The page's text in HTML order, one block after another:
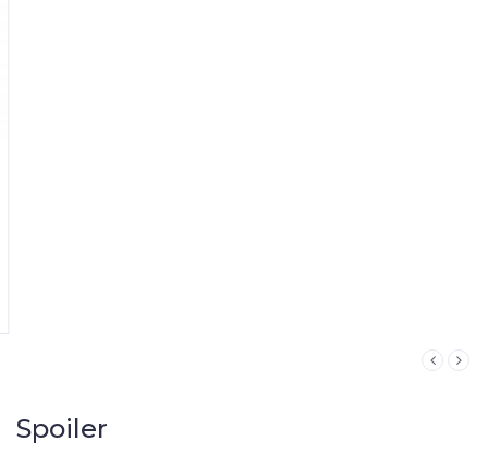
Spoiler